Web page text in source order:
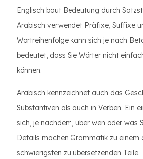
Englisch baut Bedeutung durch
Arabisch verwendet Präfixe, Suffixe
Wortreihenfolge kann sich je nach
bedeutet, dass Sie Wörter nicht
können.
Arabisch kennzeichnet auch das
Substantiven als auch in Verben. Ein
sich, je nachdem, über wen oder was
Details machen Grammatik zu einem
schwierigsten zu übersetzenden Teile.